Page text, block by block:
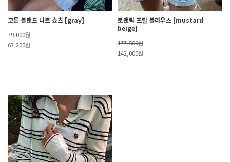
코튼 블랜드 니트 쇼츠 [gray]
79,000원
63,200원
로맨틱 프릴 블라우스 [mustard
beige]
177,500원
142,000원